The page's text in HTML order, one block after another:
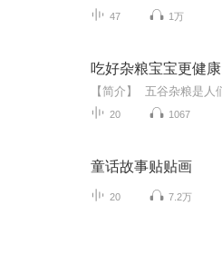
47 1万
吃好杂粮宝宝更健康
20 1067
童话故事贴贴画
20 7.2万